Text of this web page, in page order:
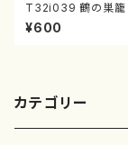
T32i039 鶴の巣籠
譜）都山no.38
¥600
カテゴリー